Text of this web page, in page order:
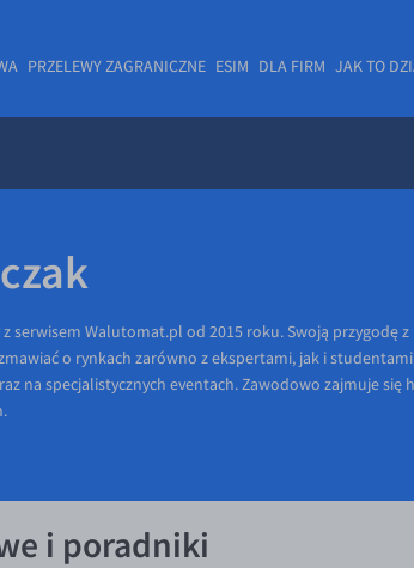
PRZELEWY ZAGRANICZNE ESIM DLA FIRM JAK TO
serwisem Walutomat.pl od 2015 roku. Swoją przygodę
o rynkach zarówno z ekspertami, jak i
na specjalistycznych eventach. Zawodowo zajmuje
i poradniki